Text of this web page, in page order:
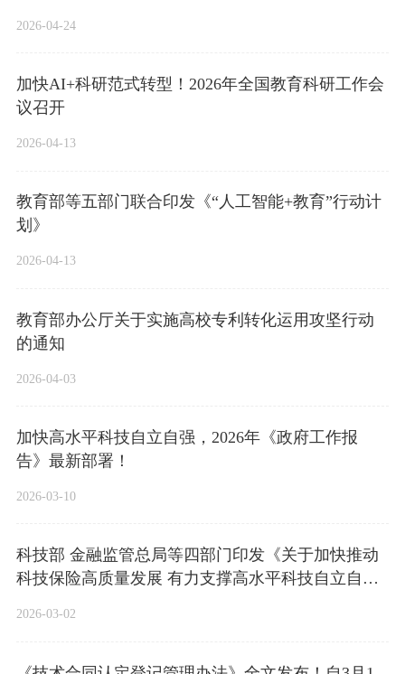
2026-04-24
加快AI+科研范式转型！2026年全国教育科研工作会
议召开
2026-04-13
教育部等五部门联合印发《“人工智能+教育”行动计
划》
2026-04-13
教育部办公厅关于实施高校专利转化运用攻坚行动
的通知
2026-04-03
加快高水平科技自立自强，2026年《政府工作报
告》最新部署！
2026-03-10
科技部 金融监管总局等四部门印发《关于加快推动
科技保险高质量发展 有力支撑高水平科技自立自强
2026-03-02